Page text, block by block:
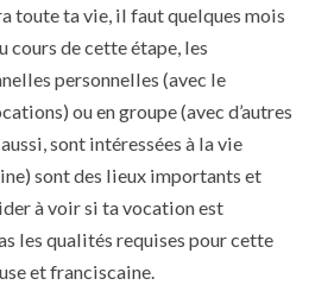
toute ta vie, il faut quelques mois
cours de cette étape, les
personnelles (avec le
ou en groupe (avec d’autres
sont intéressées à la vie
sont des lieux importants et
à voir si ta vocation est
les qualités requises pour cette
et franciscaine.